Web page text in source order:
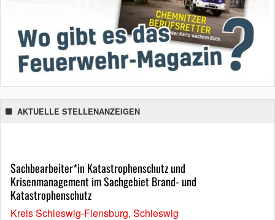
AKTUELLE STELLENANZEIGEN
Sachbearbeiter*in Katastrophenschutz und
Krisenmanagement im Sachgebiet Brand- und
Katastrophenschutz
Kreis Schleswig-Flensburg, Schleswig